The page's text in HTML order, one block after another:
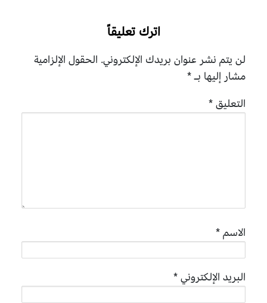
اترك تعليقاً
لن يتم نشر عنوان بريدك الإلكتروني. الحقول الإلزامية
مشار إليها بـ*
التعليق*
الاسم*
البريد الإلكتروني*